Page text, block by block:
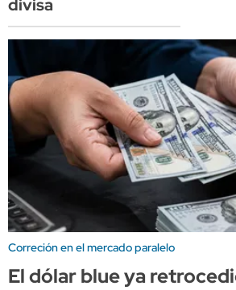
divisa
Correción en el mercado paralelo
El dólar blue ya